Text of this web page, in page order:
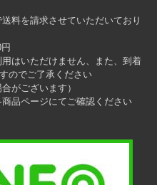
料を請求させていただいており
はいただけません、また、到着
のでご了承ください
がございます）
品ページにてご確認ください